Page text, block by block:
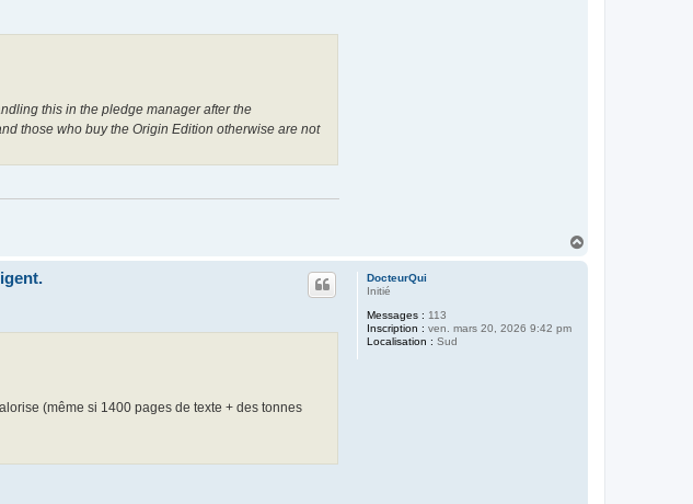
this in the pledge manager after the
those who buy the Origin Edition otherwise are not
DocteurQui
Initié
Messages : 113
Inscription : ven. mars 20, 2026 9:42 pm
Localisation : Sud
(même si 1400 pages de texte + des tonnes